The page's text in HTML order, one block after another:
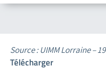
Source : UIMM Lorraine –
Télécharger